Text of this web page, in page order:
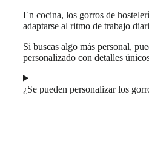
En cocina, los gorros de
adaptarse al ritmo de trabajo
Si buscas algo más personal,
personalizado con detalles
¿Se pueden personalizar los